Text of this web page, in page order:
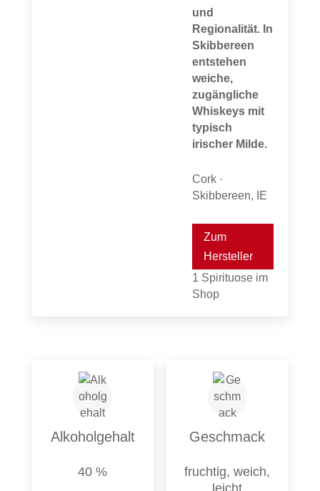
und
Regionalität. In
Skibbereen
entstehen
weiche,
zugängliche
Whiskeys mit
typisch
irischer Milde.
Cork ·
Skibbereen, IE
Zum
Hersteller
1 Spirituose im
Shop
Alkoholgehalt
40 %
Geschmack
fruchtig, weich,
leicht